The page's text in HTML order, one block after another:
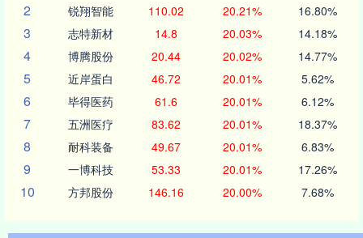
2 锐翔智能 110.02 20.21% 16.80%
3 志特新材 14.8 20.03% 14.18%
4 博腾股份 20.44 20.02% 14.77%
5 近岸蛋白 46.72 20.01% 5.62%
6 毕得医药 61.6 20.01% 6.12%
7 五洲医疗 83.62 20.01% 18.37%
8 耐科装备 49.67 20.01% 6.83%
9 一博科技 53.33 20.01% 17.26%
10 方邦股份 146.16 20.00% 7.68%